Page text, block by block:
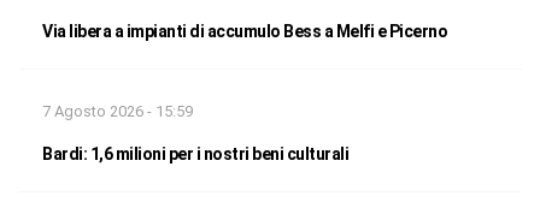
Via libera a impianti di accumulo Bess a Melfi e Picerno
7 Agosto 2026 - 15:59
Bardi: 1,6 milioni per i nostri beni culturali